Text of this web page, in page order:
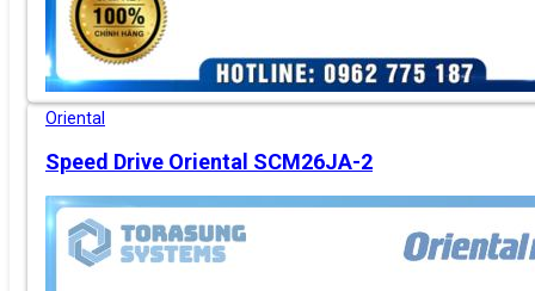
Oriental
Speed Drive Oriental SCM26JA-2